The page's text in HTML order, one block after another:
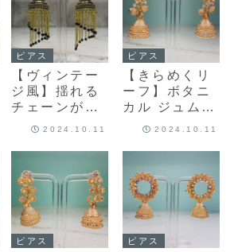
ピアス
【ヴィンテー
ジ風】揺れる
チェーンが上
品な ゴールド
ス
2024.10.11
ピアス
【きらめくリ
ーフ】ボタニ
カル ジュムカ
ピアス2024.10.11
ピアス ピアス